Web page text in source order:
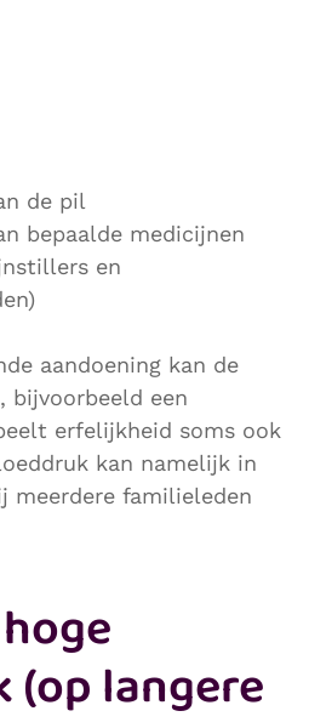
de pil
bepaalde medicijnen
en
aandoening kan de
bijvoorbeeld een
erfelijkheid soms ook
kan namelijk in
meerdere familieleden
langere